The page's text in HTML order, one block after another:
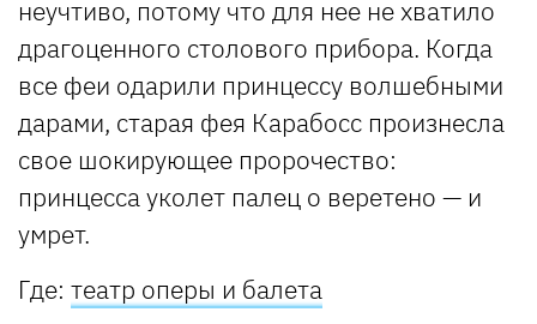
неучтиво, потому что для нее не хватило
драгоценного столового прибора. Когда
все феи одарили принцессу волшебными
дарами, старая фея Карабосс произнесла
свое шокирующее пророчество:
принцесса уколет палец о веретено — и
умрет.
Где: театр оперы и балета